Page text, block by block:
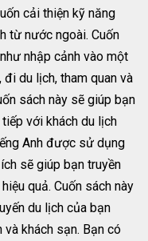
cải thiện kỹ năng
từ nước ngoài. Cuốn
nhập cảnh vào một
đi du lịch, tham quan và
sách này sẽ giúp bạn
với khách du lịch
Anh được sử dụng
sẽ giúp bạn truyền
quả. Cuốn sách này
du lịch của bạn
khách sạn. Bạn có